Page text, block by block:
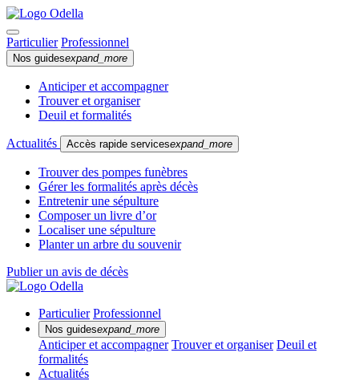
Particulier Professionnel
Nos guidesexpand_more
Anticiper et accompagner
Trouver et organiser
Deuil et formalités
Actualités Accès rapide servicesexpand_more
Trouver des pompes funèbres
Gérer les formalités après décès
Entretenir une sépulture
Composer un livre d’or
Localiser une sépulture
Planter un arbre du souvenir
Publier un avis de décès
Particulier Professionnel
Nos guidesexpand_more
Anticiper et accompagner Trouver et organiser Deuil et
formalités
Actualités